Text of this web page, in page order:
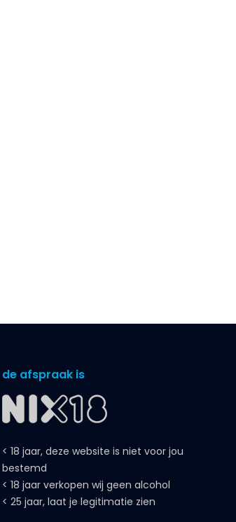
de afspraak is
< 18 jaar, deze website is niet voor jou
bestemd
< 18 jaar verkopen wij geen alcohol
< 25 jaar, laat je legitimatie zien